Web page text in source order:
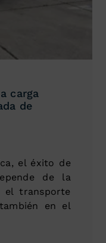
carga
de
el éxito de
de la
el transporte
en el